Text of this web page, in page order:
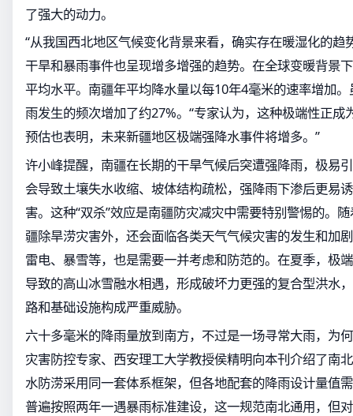
了强大的动力。
“从我国西北地区气候变化背景来看，确实存在暖湿化的趋
干旱和暴雨事件也呈现增多增强的趋势。在全球变暖背景
平均水平。南疆年平均降水量以每10年4毫米的速率增加
雨发生的频次增加了约27%。“专家认为，这种极端性正成
预估也表明，未来新疆地区极端强降水事件将增多。”
许小峰提醒，南疆在长期的干旱气候后突遭强降雨，极易
会导致土壤失水收缩、坡体结构疏松，强降雨下渗后更易
害。这种“双杀”效应是南疆防灾减灾中需要特别警惕的。
疆除旱涝灾害外，还会面临各类天气气候灾害的发生和加
雷电、暴雪等，也是需要一并考虑和防范的。在夏季，极
导致的高山冰雪融水相遇，形成破坏力更强的复合型洪水
路和基础设施构成严重威胁。
六十多毫米的降雨量放到南方，不过是一场寻常大雨，为
灾害防控专家、西安理工大学教授侯精明向本刊介绍了南
水防涝采用同一套体系框架，但各地配套的降雨设计量值
普遍按照两年一遇暴雨标准建设，这一规范南北通用，但